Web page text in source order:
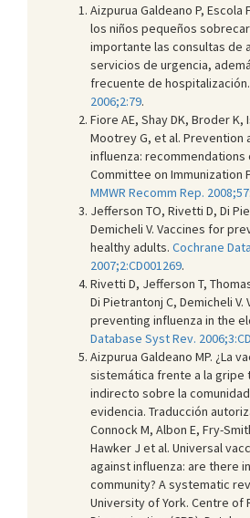
Aizpurua Galdeano P, Escola
los niños pequeños
importante las consultas de
servicios de urgencia,
frecuente de hospitalización.
2006;2:79.
Fiore AE, Shay DK, Broder K,
Mootrey G, et al. Prevention
influenza:
Committee on Immunization
MMWR Recomm Rep.
Jefferson TO, Rivetti D, Di
Demicheli V. Vaccines for
healthy adults. Cochrane
2007;2:CD001269.
Rivetti D, Jefferson T,
Di Pietrantonj C, Demicheli V.
preventing influenza in the
Database Syst Rev.
Aizpurua Galdeano MP. ¿La
sistemática frente a la gripe
indirecto sobre la
evidencia. Traducción
Connock M, Albon E, Fry-
Hawker J et al. Universal
against influenza: are there
community? A systematic
University of York. Centre of